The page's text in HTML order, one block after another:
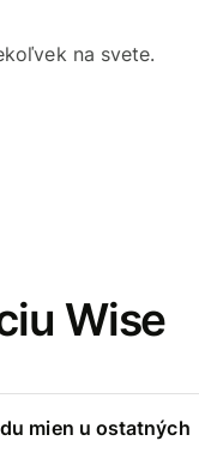
na svete.
Wise
mien u ostatných